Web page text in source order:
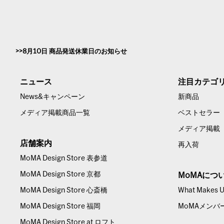
8月10日 商品発送休業日のお知らせ
ニュース
News&キャンペーン
メディア掲載商品一覧
店舗案内
MoMA Design Store 表参道
MoMA Design Store 京都
MoMA Design Store 心斎橋
MoMA Design Store 福岡
MoMA Design Store at ロフト
注目カテゴ
新商品
ベストセラー
メディア掲載
再入荷
MoMAにつ
What Makes
MoMAメンバ